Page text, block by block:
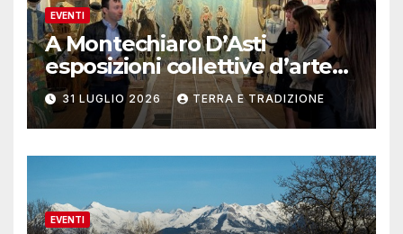
EVENTI
A Montechiaro D’Asti
esposizioni collettive d’arte
contemporanea
31 LUGLIO 2026 TERRA E TRADIZIONE
EVENTI